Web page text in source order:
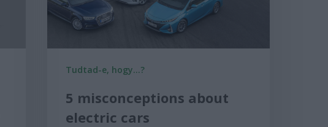
Tudtad-e, hogy...?
5 misconceptions about
electric cars